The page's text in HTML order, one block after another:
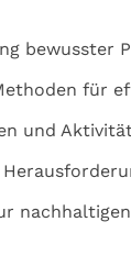
bewusster
für
und